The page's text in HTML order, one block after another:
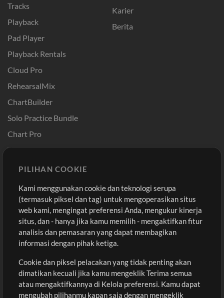
Tracks
Playback
Pad Player
Playback Rentals
Cloud Pro
RehearsalMix
ChartBuilder
Solo Practice Bundle
Chart Pro
Template ProPresenter
Sound
Karier
Berita
Pembelian
Beli Kredit
Konten Gratis
Permintaan Lagu
Lain-lain
Sesi
Kirimkan musik kamu
Akun
Masuk
Daftar
Lihat Keranjang
PILIHAN COOKIE
Kami menggunakan cookie dan teknologi serupa
(termasuk piksel dan tag) untuk mengoperasikan situs
web kami, mengingat preferensi Anda, mengukur kinerja
situs, dan - hanya jika kamu memilih - mengaktifkan fitur
analisis dan pemasaran yang dapat membagikan
informasi dengan pihak ketiga.
Cookie dan piksel pelacakan yang tidak penting akan
dimatikan kecuali jika kamu mengeklik Terima semua
atau mengaktifkannya di Kelola preferensi. Kamu dapat
mengubah pilihanmu kapan saja dengan mengeklik